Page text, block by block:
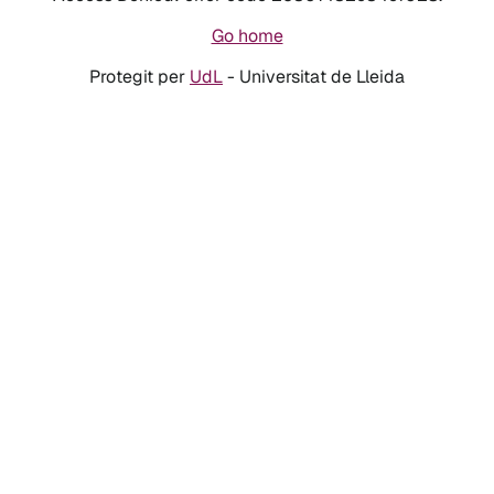
Go home
Protegit per UdL- Universitat de Lleida